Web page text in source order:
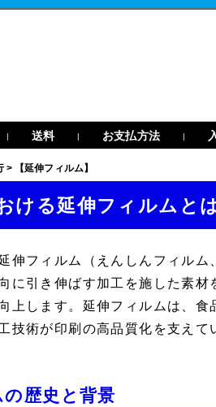
| 送料 | お支払方法 |
> 【延伸フィルム】
ける延伸フィルムと
伸フィルム （えんしんフィルム
に引き伸ばす加工を施した素
上します。延伸フィルムは、食
技術が印刷の高品質化を支えて
歴史と背景